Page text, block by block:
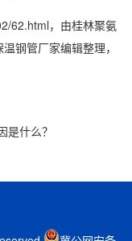
62.html，由桂林聚氨
钢管厂家编辑整理，
是什么？